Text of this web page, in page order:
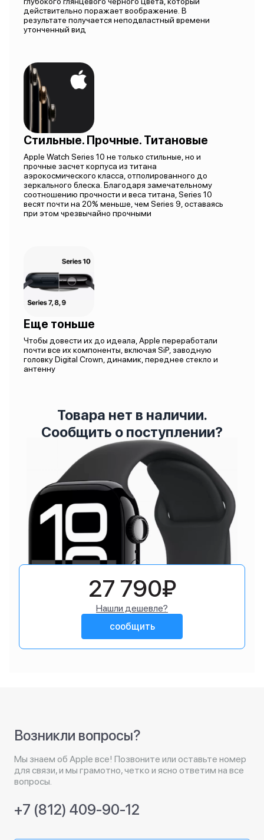
действительно поражает воображение. В
результате получается неподвластный времени
утонченный вид
Стильные. Прочные. Титановые
Apple Watch Series 10 не только стильные, но и
прочные засчет корпуса из титана
аэрокосмического класса, отполированного до
зеркального блеска. Благодаря замечательному
соотношению прочности и веса титана, Series 10
весят почти на 20% меньше, чем Series 9, оставаясь
при этом чрезвычайно прочными
Еще тоньше
Чтобы довести их до идеала, Apple переработали
почти все их компоненты, включая SiP, заводную
головку Digital Crown, динамик, переднее стекло и
антенну
Товара нет в наличии.
Сообщить о поступлении?
27 790₽
Нашли дешевле?
сообщить
Возникли вопросы?
Мы знаем об Apple все! Позвоните или оставьте номер
для связи, и мы грамотно, четко и ясно ответим на все
вопросы.
+7 (812) 409-90-12